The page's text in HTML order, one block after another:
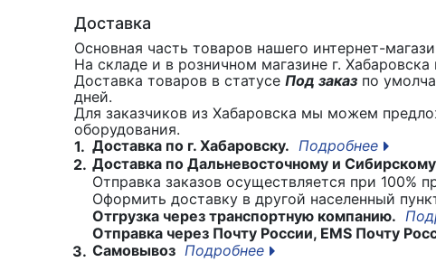
Доставка
Основная часть товаров нашего интернет-
На складе и в розничном магазине г.
Доставка товаров в статусе Под заказ по
дней.
Для заказчиков из Хабаровска мы можем
оборудования.
1. Доставка по г. Хабаровску. Подробнее
2. Доставка по Дальневосточному и
Отправка заказов осуществляется при 100%
Оформить доставку в другой населенный
Отгрузка через транспортную компанию.
Отправка через Почту России, EMS Почту
3. Самовывоз Подробнее